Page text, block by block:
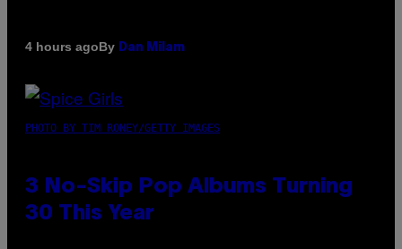
4 hours agoBy Dan Milam
PHOTO BY TIM RONEY/GETTY IMAGES
3 No-Skip Pop Albums Turning
30 This Year